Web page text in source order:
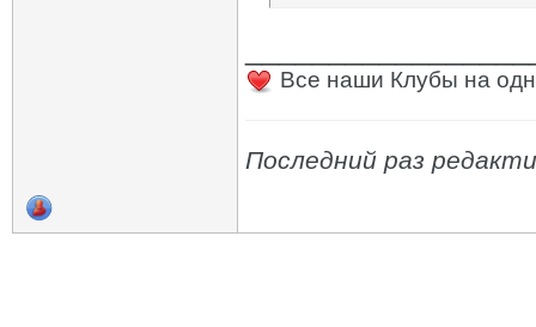
Все наши Клубы на
Последний раз